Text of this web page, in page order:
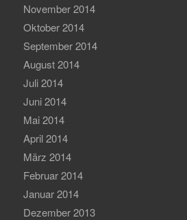
November 2014
Oktober 2014
September 2014
August 2014
Juli 2014
Juni 2014
Mai 2014
April 2014
März 2014
Februar 2014
Januar 2014
Dezember 2013